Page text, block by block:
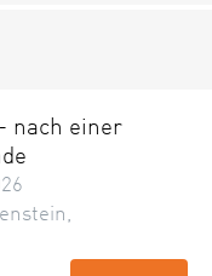
- nach einer